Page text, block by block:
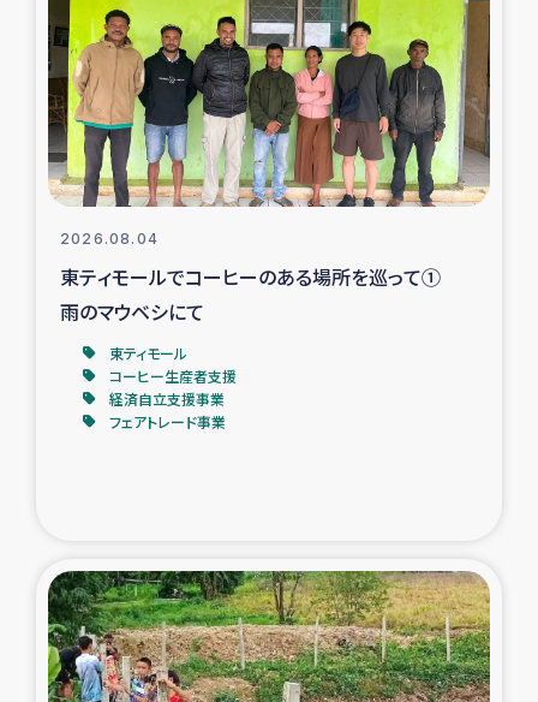
大雨による洪水被災者支援
カカオ生産者支援事業
シリア国内避難民・帰還民の生活再建支援
トルコにおけるシリア難民支援事業
インドネシア中部 スラウェシの地震・津波被災者支援
スリランカ ジャフナ県干物事業
スリランカの南北女性をつなぐサリー・リサイクル・プロ
ジェクト
復興支援事業
2026.08.04
東ティモールでコーヒーのある場所を巡って①
雨のマウベシにて
東ティモール
コーヒー生産者支援
経済自立支援事業
フェアトレード事業